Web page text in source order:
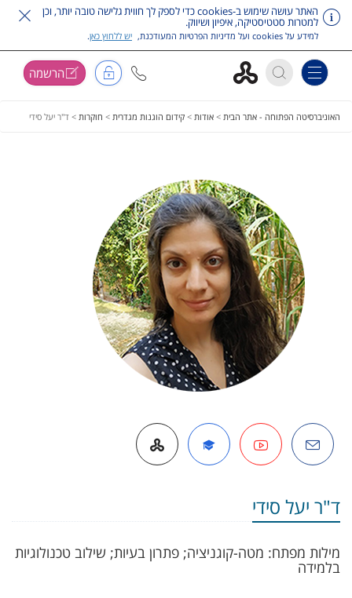
האתר עושה שימוש ב-cookies כדי לספק לך חווית גלישה טובה יותר, וכן
למטרות סטטיסטיקה, איפיון ושיווק.
למידע על cookies ועל מדיניות הפרטיות המעודכנת, יש ללחוץ כאן.
Toggle navigation הרשמה
האוניברסיטה הפתוחה - אתר הבית > אודות > קידום הוגנות מגדרית > חוקרות > ד"ר יעל סידי
דואל הרצאה מצולמתGoogle Scholarאתר אישי באופ
ד"ר יעל סידי
מילות מפתח: מטה-קוגניציה; פתרון בעיות; שילוב טכנולוגיות
בלמידה